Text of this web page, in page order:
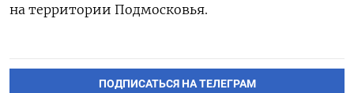
на территории Подмосковья.
ПОДПИСАТЬСЯ НА ТЕЛЕГРАМ